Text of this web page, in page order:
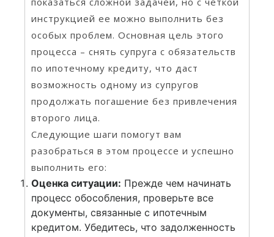
инструкцией ее можно выполнить без
особых проблем. Основная цель этого
процесса – снять супруга с обязательств
по ипотечному кредиту, что даст
возможность одному из супругов
продолжать погашение без привлечения
второго лица.
Следующие шаги помогут вам
разобраться в этом процессе и успешно
выполнить его:
Оценка ситуации: Прежде чем начинать
процесс обособления, проверьте все
документы, связанные с ипотечным
кредитом. Убедитесь, что задолженность